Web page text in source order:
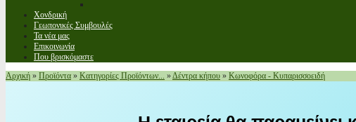
Χονδρική
Γεωπονικές Συμβουλές
Τα νέα μας
Επικοινωνία
Που βρισκόμαστε
Αρχική » Προϊόντα » Κατηγορίες Προϊόντων... »Δέντρα κήπου » Κωνοφόρα - Κυπαρισσοειδή